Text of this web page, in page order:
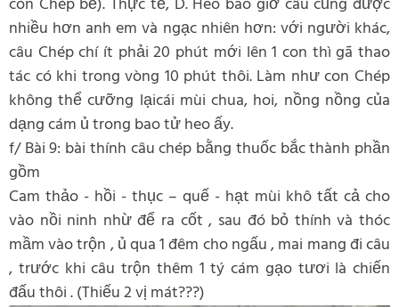
nhiều hơn anh em và ngạc nhiên hơn: với người khác,
câu Chép chí ít phải 20 phút mới lên 1 con thì gã thao
tác có khi trong vòng 10 phút thôi. Làm như con Chép
không thể cưỡng lạicái mùi chua, hoi, nồng nồng của
dạng cám ủ trong bao tử heo ấy.
f/ Bài 9: bài thính câu chép bằng thuốc bắc thành phần
gồm
Cam thảo - hồi - thục – quế - hạt mùi khô tất cả cho
vào nồi ninh nhừ để ra cốt , sau đó bỏ thính và thóc
mầm vào trộn , ủ qua 1 đêm cho ngấu , mai mang đi câu
, trước khi câu trộn thêm 1 tý cám gạo tươi là chiến
đấu thôi . (Thiếu 2 vị mát???)